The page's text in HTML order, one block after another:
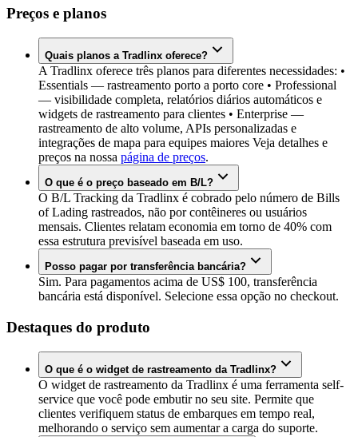
Preços e planos
Quais planos a Tradlinx oferece?
A Tradlinx oferece três planos para diferentes necessidades: •
Essentials — rastreamento porto a porto core • Professional
— visibilidade completa, relatórios diários automáticos e
widgets de rastreamento para clientes • Enterprise —
rastreamento de alto volume, APIs personalizadas e
integrações de mapa para equipes maiores Veja detalhes e
preços na nossa página de preços.
O que é o preço baseado em B/L?
O B/L Tracking da Tradlinx é cobrado pelo número de Bills
of Lading rastreados, não por contêineres ou usuários
mensais. Clientes relatam economia em torno de 40% com
essa estrutura previsível baseada em uso.
Posso pagar por transferência bancária?
Sim. Para pagamentos acima de US$ 100, transferência
bancária está disponível. Selecione essa opção no checkout.
Destaques do produto
O que é o widget de rastreamento da Tradlinx?
O widget de rastreamento da Tradlinx é uma ferramenta self-
service que você pode embutir no seu site. Permite que
clientes verifiquem status de embarques em tempo real,
melhorando o serviço sem aumentar a carga do suporte.